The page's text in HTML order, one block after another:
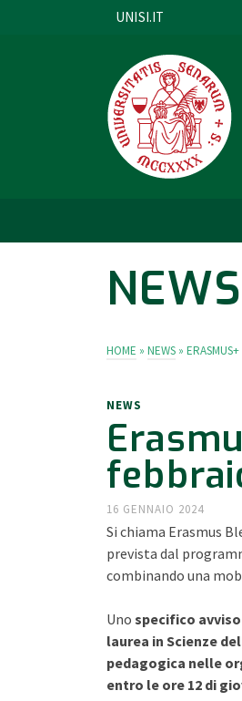
UNISI.IT
NEWS
HOME » NEWS »
NEWS
16 GENNAIO 2024
Si chiama Erasmus
prevista dal
combinando una
Uno specifico avviso
laurea in Scienze
pedagogica nelle
entro le ore 12 di